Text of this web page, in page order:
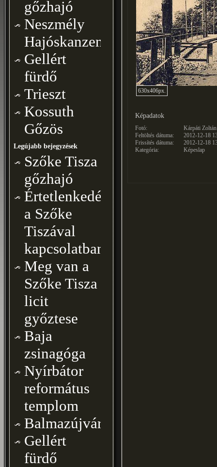
630x406px.
Képadatok
Fotó:
Kárpáti Zoltán
Feltöltés dátuma:
2012-12-18
Frissítés dátuma:
2012-12-18
Kategória:
Képeslap
gőzhajó
Neszmély
Hajóskanzen
Gellért
fürdő
Trieszt
Kossuth
Gőzös
Legújabb bejegyzések
Szőke Tisza
gőzhajó
Értetlenkedéseim
a Szőke
Tiszával
kapcsolatban
Meg van a
Szőke Tisza
licit
győztese
Baja
zsinagóga
Nyírbátor
református
templom
Balmazújváros
Gellért
fürdő